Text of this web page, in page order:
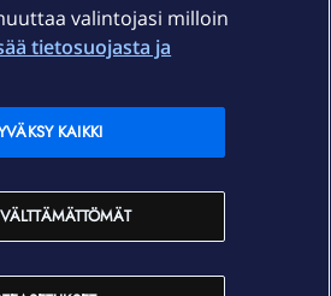
valintojasi milloin
tietosuojasta ja
KAIKKI